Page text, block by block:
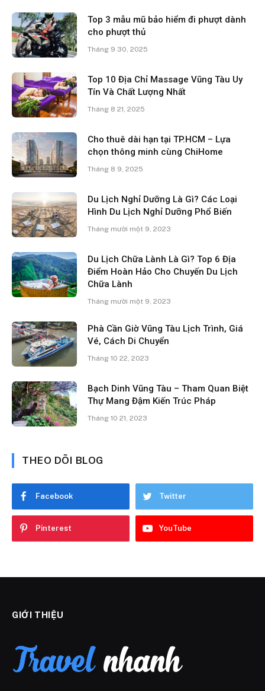
Top 3 mẫu mũ bảo hiểm đi phượt dành
cho phượt thủ
Tháng 9 30, 2025
Top 10 Địa Chỉ Massage Vũng Tàu Uy
Tín Và Chất Lượng Nhất
Tháng 8 21, 2025
Cho thuê dài hạn tại TP.HCM – Lựa
chọn thông minh cùng ChiHome
Tháng 8 9, 2025
Du Lịch Nghỉ Dưỡng Là Gì? Các Loại
Hình Du Lịch Nghỉ Dưỡng Phổ Biến
Tháng mười một 9, 2023
Du Lịch Chữa Lành Là Gì? Top 6 Địa
Điểm Hoàn Hảo Cho Chuyến Du Lịch
Chữa Lành
Tháng mười một 9, 2023
Phà Cần Giờ Vũng Tàu Lịch Trình, Giá
Vé, Cách Di Chuyển
Tháng 10 22, 2023
Bạch Dinh Vũng Tàu – Tham Quan Biệt
Thự Mang Đậm Kiến Trúc Pháp
Tháng 10 21, 2023
THEO DÕI BLOG
Facebook Twitter
Pinterest YouTube
GIỚI THIỆU